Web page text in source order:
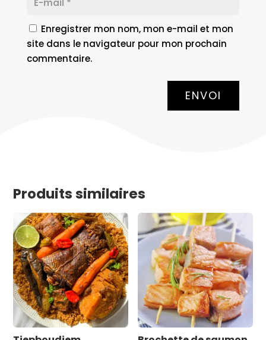
Enregistrer mon nom, mon e-mail et mon
site dans le navigateur pour mon prochain
commentaire.
ENVOI
Produits similaires